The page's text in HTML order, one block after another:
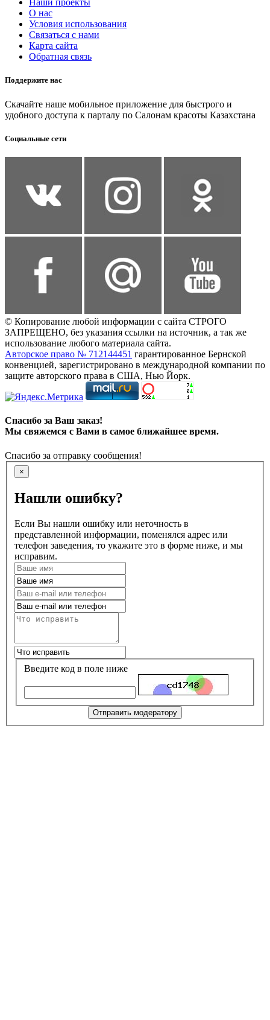
Наши проекты
О нас
Условия использования
Связаться с нами
Карта сайта
Обратная связь
Поддержите нас
Скачайте наше мобильное приложение для быстрого и
удобного доступа к парталу по Салонам красоты Казахстана
Социальные сети
© Копирование любой информации с сайта СТРОГО
ЗАПРЕЩЕНО, без указания ссылки на источник, а так же
использование любого материала сайта.
Авторское право № 712144451 гарантированное Бернской
конвенцией, зарегистрировано в международной компании по
защите авторского права в США, Нью Йорк.
Спасибо за Ваш заказ!
Мы свяжемся с Вами в самое ближайшее время.
Спасибо за отправку сообщения!
×
Нашли ошибку?
Если Вы нашли ошибку или неточность в
представленной информации, поменялся адрес или
телефон заведения, то укажите это в форме ниже, и мы
исправим.
Введите код в поле ниже
Отправить модератору